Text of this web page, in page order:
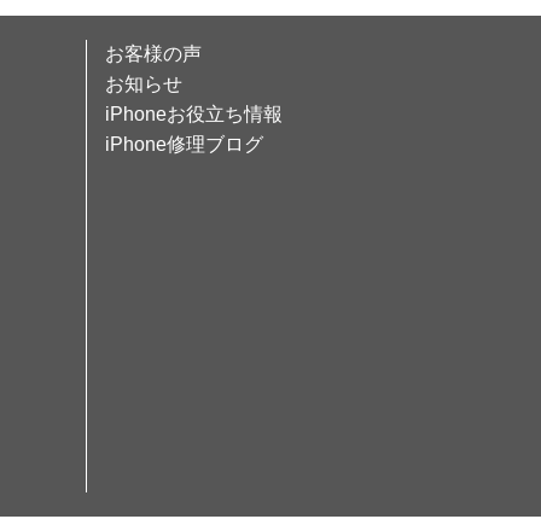
お客様の声
お知らせ
iPhoneお役立ち情報
iPhone修理ブログ